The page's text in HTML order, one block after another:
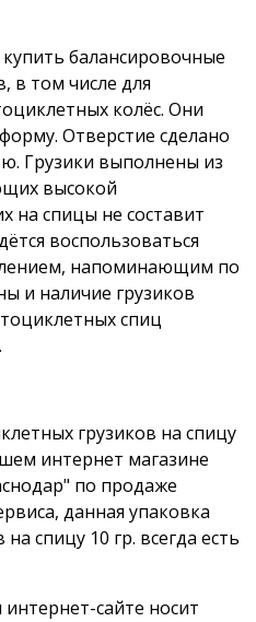
купить балансировочные
в том числе для
колёс. Они
Отверстие сделано
Грузики выполнены из
высокой
на спицы не составит
воспользоваться
напоминающим по
и наличие грузиков
спиц
грузиков на спицу
интернет магазине
по продаже
данная упаковка
спицу 10 гр. всегда есть
сайте носит